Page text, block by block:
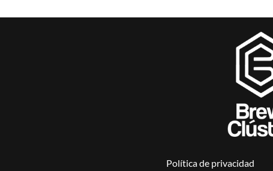
Política de privacidad